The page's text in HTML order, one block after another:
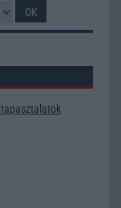
tapasztalatok